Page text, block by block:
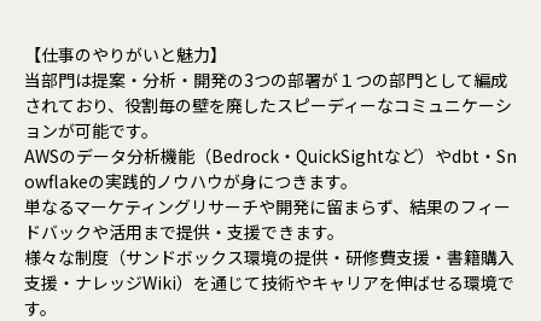
【仕事のやりがいと魅力】
当部門は提案・分析・開発の3つの部署が１つの部門として編成
されており、役割毎の壁を廃したスピーディーなコミュニケーシ
ョンが可能です。
AWSのデータ分析機能（Bedrock・QuickSightなど）やdbt・Sn
owflakeの実践的ノウハウが身につきます。
単なるマーケティングリサーチや開発に留まらず、結果のフィー
ドバックや活用まで提供・支援できます。
様々な制度（サンドボックス環境の提供・研修費支援・書籍購入
支援・ナレッジWiki）を通じて技術やキャリアを伸ばせる環境で
す。